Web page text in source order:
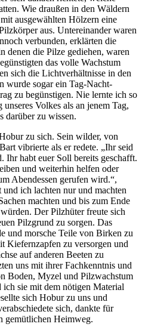
Wie draußen in den Wäldern
ausgewählten Hölzern eine
aus. Untereinander waren
verbunden, erklärten die
denen die Pilze gediehen, waren
das volle Wachstum
sich die Lichtverhältnisse in den
wurde sogar ein Tag-Nacht-
zu begünstigen. Nie lernte ich so
Volkes als an jenem Tag,
darüber zu wissen.
zu sich. Sein wilder, von
vibrierte als er redete. „Ihr seid
Ihr habt euer Soll bereits geschafft.
und weiterhin helfen oder
Abendessen gerufen wird.“,
ich lachten nur und machten
machten und bis zum Ende
Der Pilzhüter freute sich
Pilzgrund zu sorgen. Das
und morsche Teile von Birken zu
Kiefernzapfen zu versorgen und
auf anderen Beeten zu
uns mit ihrer Fachkenntnis und
Boden, Myzel und Pilzwachstum
ich sie mit dem nötigen Material
sich Hobur zu uns und
sich, dankte für
gemütlichen Heimweg.